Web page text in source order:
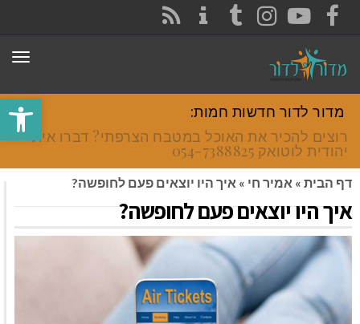
פתח
FACEBOOK
YOUTUBE
INSTAGRAM
TUMBLR
מדור לדור חדשות חמות:
רוצים להכיר את האוכל במטבח הצרפתי? דברו איתי
יהודית לוטואק 054-7388825.
דף הבית » אמיר חי » איך היו יוצאים פעם לחופשה?
איך היו יוצאים פעם לחופשה?